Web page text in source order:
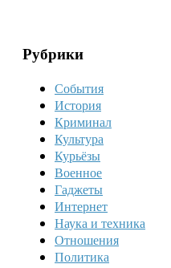
Рубрики
События
История
Криминал
Культура
Курьёзы
Военное
Гаджеты
Интернет
Наука и техника
Отношения
Политика